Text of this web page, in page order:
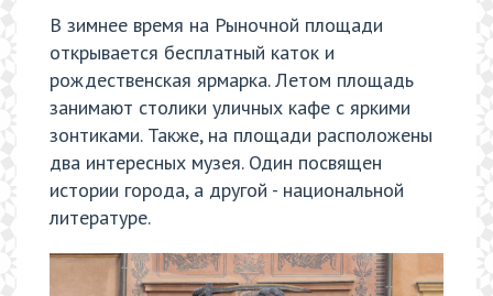
В зимнее время на Рыночной площади
открывается бесплатный каток и
рождественская ярмарка. Летом площадь
занимают столики уличных кафе с яркими
зонтиками. Также, на площади расположены
два интересных музея. Один посвящен
истории города, а другой - национальной
литературе.